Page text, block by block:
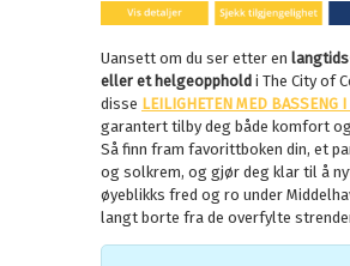
Uansett om du ser etter en
eller et helgeopphold i The City of
disse LEILIGHETEN MED BASSENG I
garantert tilby deg både komfort
Så finn fram favorittboken din, et
og solkrem, og gjør deg klar til å
øyeblikks fred og ro under
langt borte fra de overfylte